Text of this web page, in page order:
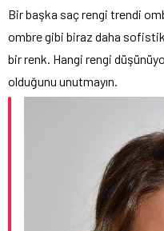
Bir başka saç rengi trendi
ombre gibi biraz daha
bir renk. Hangi rengi
olduğunu unutmayın.